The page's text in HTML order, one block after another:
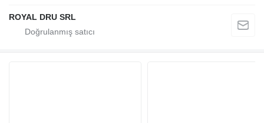
ROYAL DRU SRL